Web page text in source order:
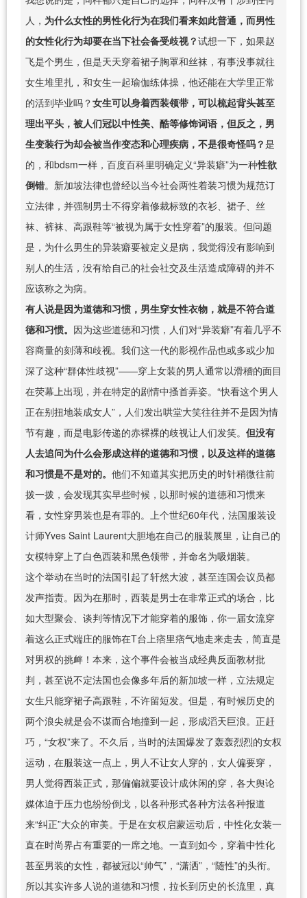
人， 为什么女性的男性化行为在我们看来如此普通，而男性
的女性化行为却要在当下社会备受歧视？试想一下，如果赵
飞是个男生，但是天天穿着裙子胸罩和丝袜，有事没事就往
女生堆里扎，和女生一起瑜伽练体操，他还能在大学里正常
的活到毕业吗？女生可以身着西装领带，可以梳起背头甚至
理出平头，被人们冠以中性美、酷等修饰词语，但反之，男
生变装行为却会被当作变态和心理疾病，不是很奇怪吗？是
的，和bdsm一样，百度百科里明确定义“异装癖”为一种性欲
倒错。新加坡法律也曾经以当今社会两性着装习惯为规范订
立法律，并强制男士不得穿着修裁标致的衣衫、裙子、丝
袜、裤袜、高跟鞋等“被视为属于女性穿着”的服装。但问题
是，为什么男生的异装癖要被定义是病，我觉得没有影响到
别人的生活，没有给自己的社会社交及生活造成障碍的并不
应该称之为病。
有人说是因为道德和习惯，男生穿女性衣物，就是不符合道
德和习惯。 因为这些道德和习惯，人们对“异装癖”有着几乎不
容商量的刻薄和歧视。我们这一代的影视作品也或多或少加
深了这种“群体性歧视”——穿上女装的男人通常以滑稽的面目
在荧幕上出现，并在特定的剧情中搔首弄姿。“快看这个男人
正在别扭地装成女人”，人们发出哄堂大笑往往并不是因为情
节有趣，而是电影传递的赤裸裸的歧视让人们发笑。 但没有
人去追问为什么会形成这样的道德和习惯，以及这样的道德
和习惯是不是对的。 他们不知道其实把历史的时针稍微往前
拨一拨，会发现其实早些时候，以那时候的道德和习惯来
看，女性穿男装也是有罪的。上个世纪60年代，法国服装设
计师Yves Saint Laurent大胆地在自己的服装展里，让自己的
女模特穿上了白色西装和黑色领带，并命名为吸烟装。
这个举动在当时的法国引起了轩然大波，甚至连国会议员都
发声指责。因为在那时，西装是男士在非常正式的场合，比
如大型聚会、谈判等情况下才能穿着的服饰，你一届女流穿
着这么正式端庄的服饰在T台上痞里痞气地走来走去，简直是
对男权的挑衅！本来，这个事件会被当成经典反面教材批
判，甚至说不定法国也会像多年后的新加坡一样，立法规定
女生只能穿裙子高跟鞋，不许留短发。但是，有时候历史的
两个浪尖就是会不谋而合地撞到一起，形成滔天巨浪。正赶
巧，“女权”来了。不久后，当时的法国爆发了轰轰烈烈的女权
运动，在服装这一点上，男人不让女人穿的，女人偏要穿，
男人觉得西装正式，那偏偏就要设计成休闲的穿，各大舆论
媒体迫于压力也纷纷倒戈，以各种形式各种方法各种报道
来“纠正”大众的审美。于是在女权启蒙运动后，中性化女装一
直在时尚界占有重要的一席之地。一直到如今，穿着中性化
甚至男装的女性，都被冠以“帅气”，“潇洒”，“随性”的头衔。
所以其实许多人说的道德和习惯，拉长到历史的长流里，真